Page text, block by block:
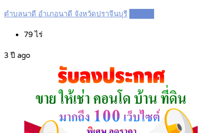
ตำบลนาดี อำเภอนาดี จังหวัดปราจีนบุรี
79ไร่
3 ปี ago